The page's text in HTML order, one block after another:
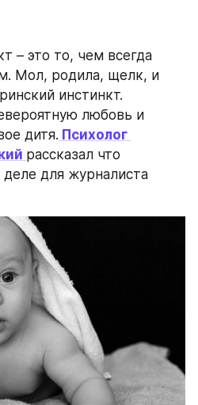
– это то, чем всегда
Мол, родила, щелк, и
инстинкт.
любовь и
дитя. Психолог
рассказал что
для журналиста